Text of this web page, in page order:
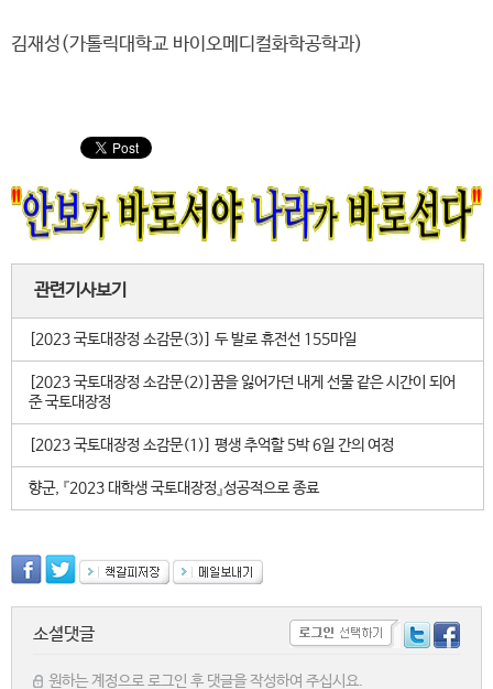
김재성(가톨릭대학교 바이오메디컬화학공학과)
관련기사보기
[2023 국토대장정 소감문(3)] 두 발로 휴전선 155마일
[2023 국토대장정 소감문(2)]꿈을 잃어가던 내게 선물 같은 시간이 되어
준 국토대장정
[2023 국토대장정 소감문(1)] 평생 추억할 5박 6일 간의 여정
향군, 『2023 대학생 국토대장정』성공적으로 종료
소셜댓글
원하는 계정으로 로그인 후 댓글을 작성하여 주십시요.